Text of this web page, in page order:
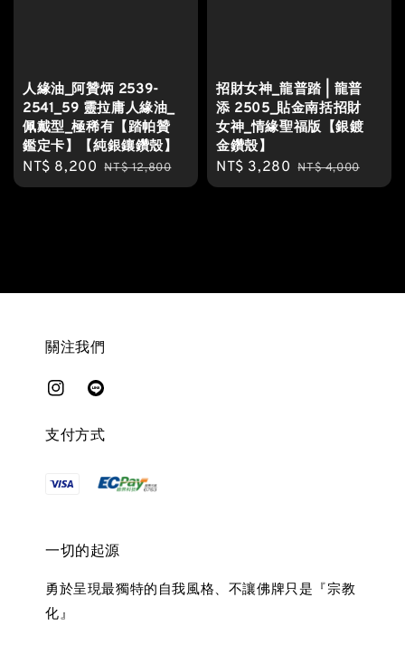
人緣油_阿贊炳 2539-
2541_59 靈拉庸人緣油_
佩戴型_極稀有【踏帕贊
鑑定卡】【純銀鑲鑽殼】
Sale
price
NT$ 8,200 Regular
price
NT$ 12,800
招財女神_龍普踏 | 龍普
添 2505_貼金南括招財
女神_情緣聖福版【銀鍍
金鑽殼】
Sale
price
NT$ 3,280 Regular
price
NT$ 4,000
關注我們
支付方式
一切的起源
勇於呈現最獨特的自我風格、不讓佛牌只是『宗教
化』